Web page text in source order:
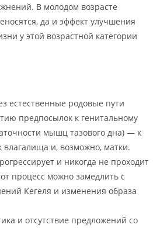
В молодом возрасте
да и эффект улучшения
у этой возрастной категории
естественные родовые пути
предпосылок к генитальному
мышц тазового дна) — к
и, возможно, матки.
и никогда не проходит
процесс можно замедлить с
Кегеля и изменения образа
и отсутствие предложений со